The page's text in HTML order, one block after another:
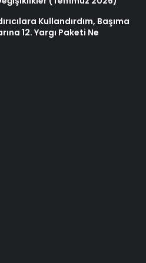
Kullandırdım, Başıma
12. Yargı Paketi Ne